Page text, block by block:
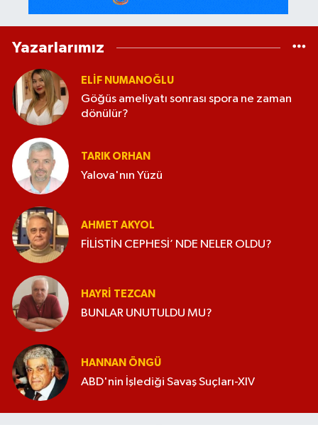
Yazarlarımız
ELİF NUMANOĞLU
Göğüs ameliyatı sonrası spora ne zaman
dönülür?
TARIK ORHAN
Yalova'nın Yüzü
AHMET AKYOL
FİLİSTİN CEPHESİ’ NDE NELER OLDU?
HAYRI TEZCAN
BUNLAR UNUTULDU MU?
HANNAN ÖNGÜ
ABD'nin İşlediği Savaş Suçları-XIV